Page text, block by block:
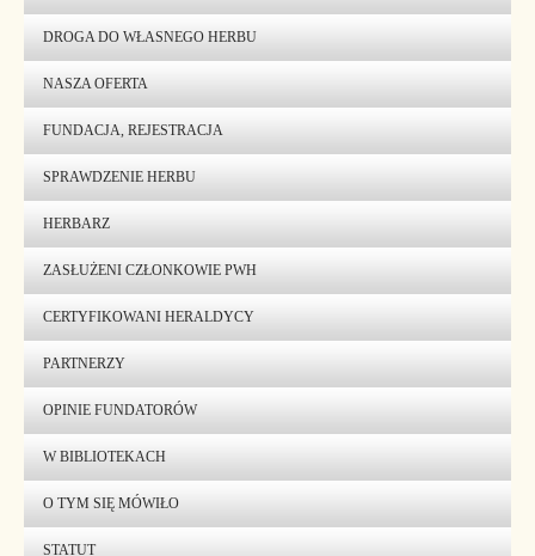
DROGA DO WŁASNEGO HERBU
NASZA OFERTA
FUNDACJA, REJESTRACJA
SPRAWDZENIE HERBU
HERBARZ
ZASŁUŻENI CZŁONKOWIE PWH
CERTYFIKOWANI HERALDYCY
PARTNERZY
OPINIE FUNDATORÓW
W BIBLIOTEKACH
O TYM SIĘ MÓWIŁO
STATUT